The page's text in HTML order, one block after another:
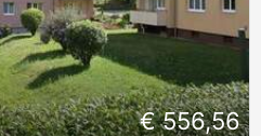
€ 556,56